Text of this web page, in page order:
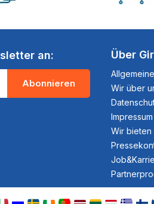
an:
Abonnieren
Über
Wir über
Impressum
Wir bieten